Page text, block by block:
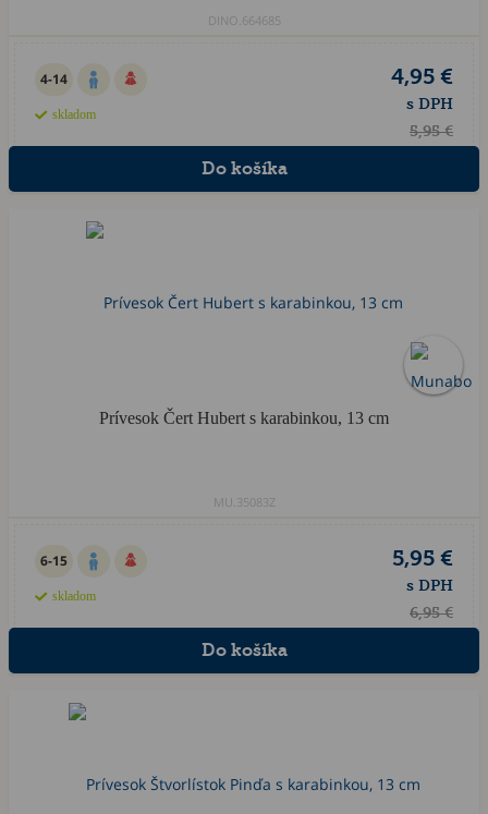
DINO.664685
4-14
skladom
4,95 €
s DPH
5,95 €
Prívesok Čert Hubert s karabinkou, 13 cm
MU.35083Z
6-15
skladom
5,95 €
s DPH
6,95 €